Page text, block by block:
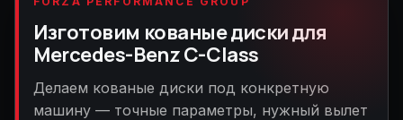
Изготовим кованые диски для
Mercedes-Benz C-Class
Делаем кованые диски под конкретную
машину — точные параметры, нужный вылет